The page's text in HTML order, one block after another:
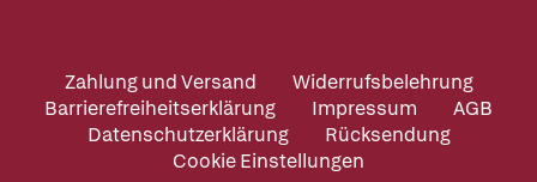
Zahlung und Versand
Widerrufsbelehrung
Barrierefreiheitserklärung
Impressum
AGB
Datenschutzerklärung
Rücksendung
Cookie Einstellungen